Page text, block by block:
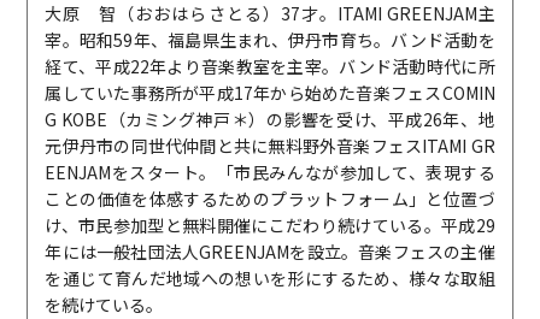
大原 智（おおはらさとる）37才。ITAMI GREENJAM主
宰。昭和59年、福島県生まれ、伊丹市育ち。バンド活動を
経て、平成22年より音楽教室を主宰。バンド活動時代に所
属していた事務所が平成17年から始めた音楽フェスCOMIN
G KOBE（カミング神戸＊）の影響を受け、平成26年、地
元伊丹市の同世代仲間と共に無料野外音楽フェスITAMI GR
EENJAMをスタート。「市民みんなが参加して、表現する
ことの価値を体感するためのプラットフォーム」と位置づ
け、市民参加型と無料開催にこだわり続けている。平成29
年には一般社団法人GREENJAMを設立。音楽フェスの主催
を通じて育んだ地域への想いを形にするため、様々な取組
を続けている。